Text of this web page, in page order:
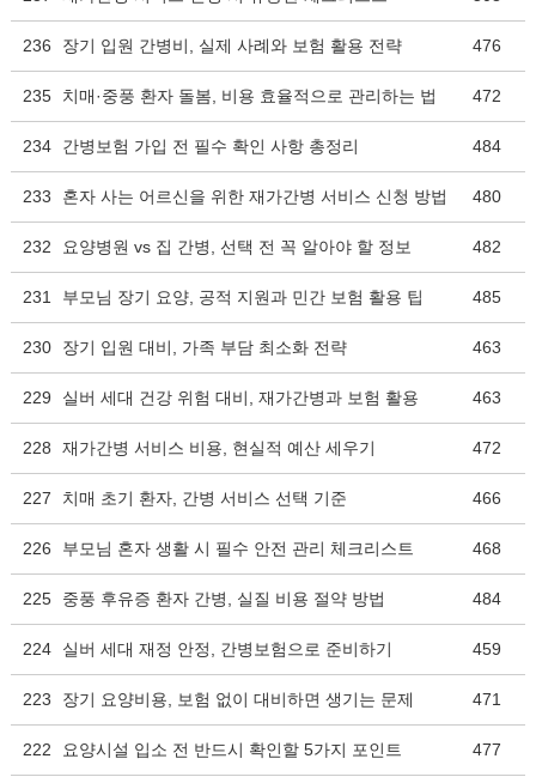
236 장기 입원 간병비, 실제 사례와 보험 활용 전략 476
235 치매·중풍 환자 돌봄, 비용 효율적으로 관리하는 법 472
234 간병보험 가입 전 필수 확인 사항 총정리 484
233 혼자 사는 어르신을 위한 재가간병 서비스 신청 방법 480
232 요양병원 vs 집 간병, 선택 전 꼭 알아야 할 정보 482
231 부모님 장기 요양, 공적 지원과 민간 보험 활용 팁 485
230 장기 입원 대비, 가족 부담 최소화 전략 463
229 실버 세대 건강 위험 대비, 재가간병과 보험 활용 463
228 재가간병 서비스 비용, 현실적 예산 세우기 472
227 치매 초기 환자, 간병 서비스 선택 기준 466
226 부모님 혼자 생활 시 필수 안전 관리 체크리스트 468
225 중풍 후유증 환자 간병, 실질 비용 절약 방법 484
224 실버 세대 재정 안정, 간병보험으로 준비하기 459
223 장기 요양비용, 보험 없이 대비하면 생기는 문제 471
222 요양시설 입소 전 반드시 확인할 5가지 포인트 477